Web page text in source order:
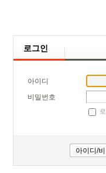
로그인
아이디
비밀번호
아이디/